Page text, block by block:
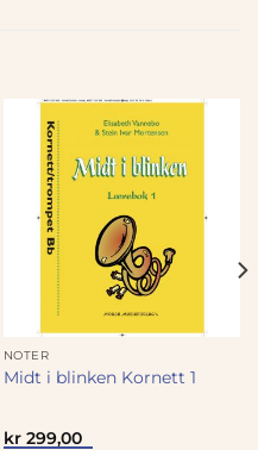
NOTER
Midt i blinken Kornett 1
kr299,00